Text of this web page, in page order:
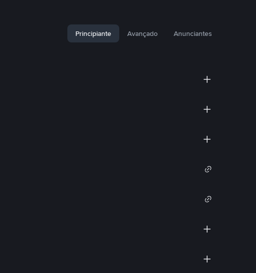
Principiante Avançado Anunciantes